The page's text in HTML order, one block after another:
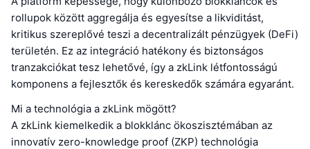
rollupok között aggregálja és egyesítse a likviditást,
kritikus szereplővé teszi a decentralizált pénzügyek (DeFi)
területén. Ez az integráció hatékony és biztonságos
tranzakciókat tesz lehetővé, így a zkLink létfontosságú
komponens a fejlesztők és kereskedők számára egyaránt.
Mi a technológia a zkLink mögött?
A zkLink kiemelkedik a blokklánc ökoszisztémában az
innovatív zero-knowledge proof (ZKP) technológia